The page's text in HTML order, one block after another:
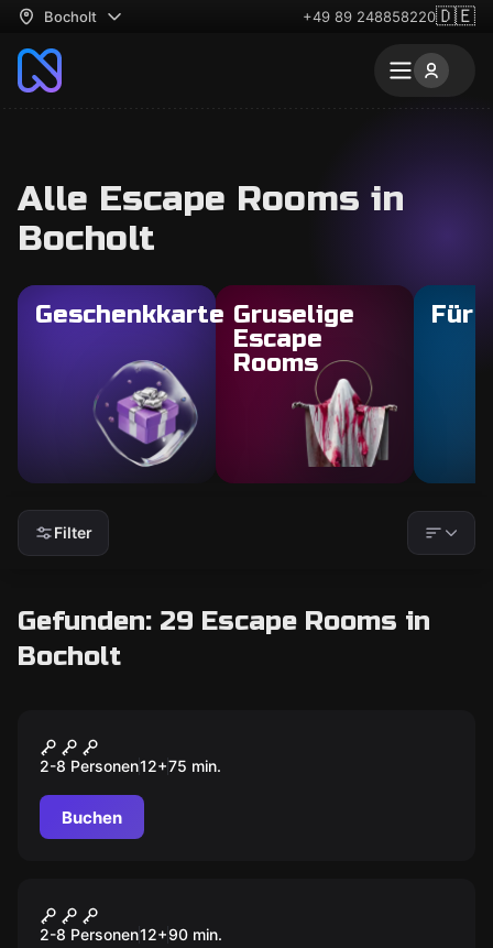
Bocholt +49 89 248858220🇩🇪
Alle Escape Rooms in
Bocholt
Geschenkkarte Gruselige
Escape
Rooms
Für
Filter
Gefunden: 29 Escape Rooms in
Bocholt
DER MONA LISA RAUB
2-8 Personen12+75 min.
Buchen
DIE SUCHE NACH AVALON
2-8 Personen12+90 min.